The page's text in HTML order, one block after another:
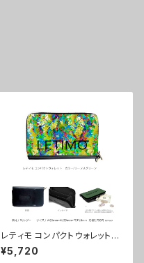
レティモ コンパクトウォレット
カラー/リーフスグリーン ■配
送まで3週間
¥5,720